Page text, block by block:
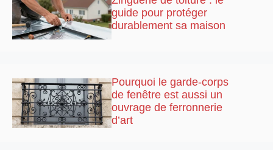
guide pour protéger
durablement sa maison
Pourquoi le garde-corps
de fenêtre est aussi un
ouvrage de ferronnerie
d’art